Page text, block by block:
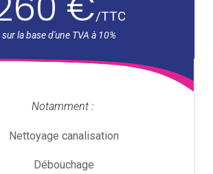
/TTC
Notamment :
Nettoyage canalisation
Débouchage